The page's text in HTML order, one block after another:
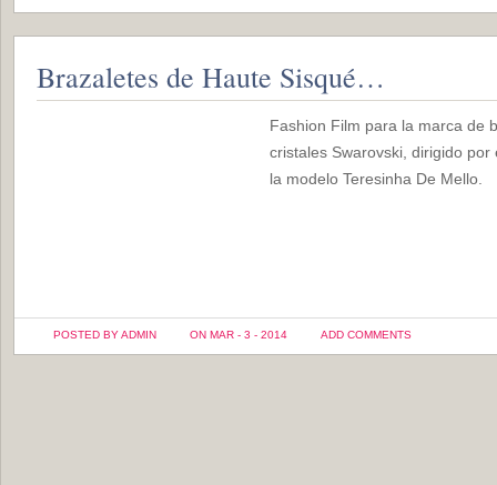
Brazaletes de Haute Sisqué…
Fashion Film para la marca de
cristales Swarovski, dirigido
la modelo Teresinha De Mello.
POSTED BY ADMIN ON MAR - 3 - 2014 ADD COMMENTS